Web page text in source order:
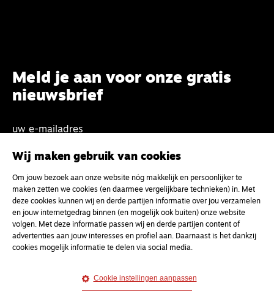
Meld je aan voor onze gratis
nieuwsbrief
uw e-mailadres
Wij maken gebruik van cookies
Om jouw bezoek aan onze website nóg makkelijk en persoonlijker te
maken zetten we cookies (en daarmee vergelijkbare technieken) in. Met
deze cookies kunnen wij en derde partijen informatie over jou verzamelen
en jouw internetgedrag binnen (en mogelijk ook buiten) onze website
volgen. Met deze informatie passen wij en derde partijen content of
advertenties aan jouw interesses en profiel aan. Daarnaast is het dankzij
cookies mogelijk informatie te delen via social media.
Cookie instellingen aanpassen